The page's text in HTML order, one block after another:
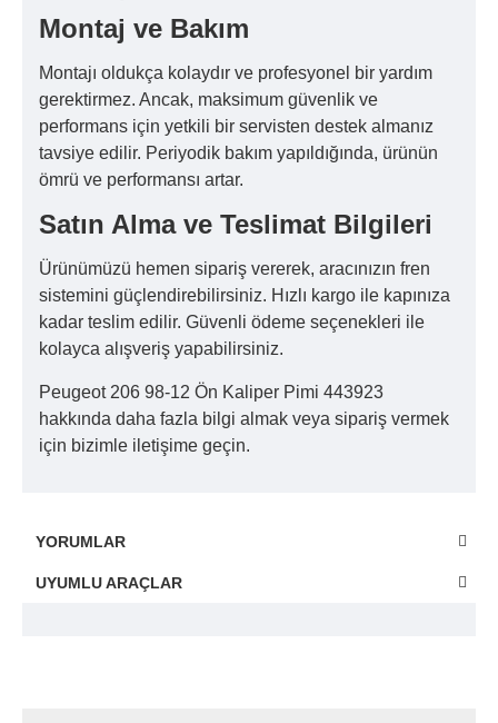
Montaj ve Bakım
Montajı oldukça kolaydır ve profesyonel bir yardım
gerektirmez. Ancak, maksimum güvenlik ve
performans için yetkili bir servisten destek almanız
tavsiye edilir. Periyodik bakım yapıldığında, ürünün
ömrü ve performansı artar.
Satın Alma ve Teslimat Bilgileri
Ürünümüzü hemen sipariş vererek, aracınızın fren
sistemini güçlendirebilirsiniz. Hızlı kargo ile kapınıza
kadar teslim edilir. Güvenli ödeme seçenekleri ile
kolayca alışveriş yapabilirsiniz.
Peugeot 206 98-12 Ön Kaliper Pimi 443923
hakkında daha fazla bilgi almak veya sipariş vermek
için bizimle iletişime geçin.
YORUMLAR
UYUMLU ARAÇLAR